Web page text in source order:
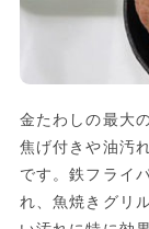
金たわしの最大
焦げ付きや油汚
です。鉄フライ
れ、魚焼きグリ